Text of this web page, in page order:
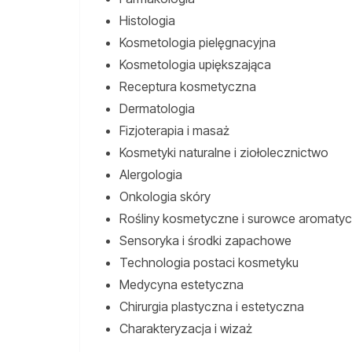
Histologia
Kosmetologia pielęgnacyjna
Kosmetologia upiększająca
Receptura kosmetyczna
Dermatologia
Fizjoterapia i masaż
Kosmetyki naturalne i ziołolecznictwo
Alergologia
Onkologia skóry
Rośliny kosmetyczne i surowce
Sensoryka i środki zapachowe
Technologia postaci kosmetyku
Medycyna estetyczna
Chirurgia plastyczna i estetyczna
Charakteryzacja i wizaż